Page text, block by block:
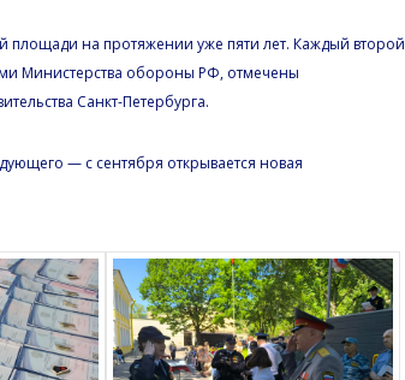
на протяжении уже пяти лет. Каждый второй
Министерства обороны РФ, отмечены
Санкт-Петербурга.
— с сентября открывается новая